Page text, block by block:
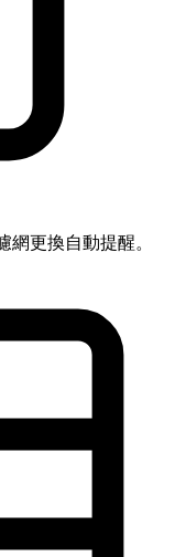
網更換自動提醒。